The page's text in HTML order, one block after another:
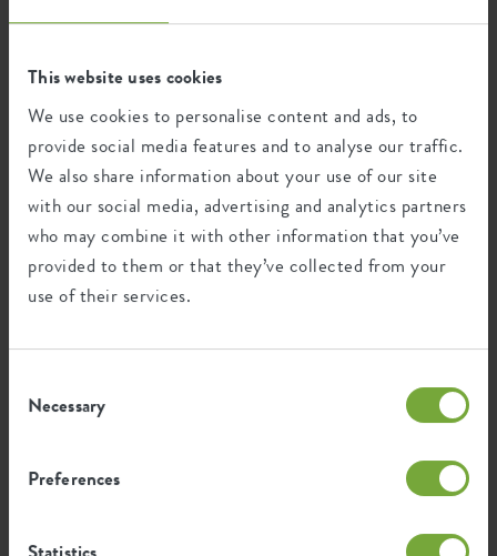
This website uses cookies
We use cookies to personalise content and ads, to
provide social media features and to analyse our traffic.
We also share information about your use of our site
with our social media, advertising and analytics partners
who may combine it with other information that you’ve
provided to them or that they’ve collected from your
use of their services.
Selection
Necessary
Preferences
0,066
kg
Durchschnittliche CO2-Emission
bei der Herstellung dieses
Produkts
0,056
kWh
Durchschnittliche Emission grüner
Energie bei der Herstellung dieses
Produkts
Die Emission pro Produkt basiert auf der gesamten
CO2-Fußabdruck durch das Gewicht der einzelnen
Quelle: Anthesis 2023